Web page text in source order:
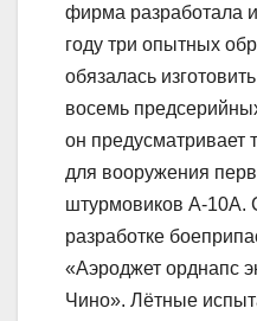
фирма разработала
году три опытных
обязалась
восемь
он предусматривает
для вооружения
штурмовиков А-10А.
разработке
«Аэроджет орднапс
Чино». Лётные